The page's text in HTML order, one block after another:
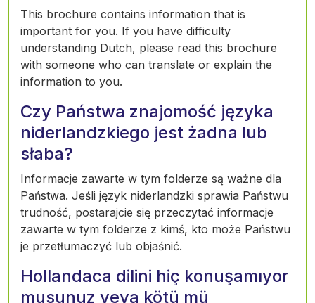
This brochure contains information that is
important for you. If you have difficulty
understanding Dutch, please read this brochure
with someone who can translate or explain the
information to you.
Czy Państwa znajomość języka
niderlandzkiego jest żadna lub
słaba?
Informacje zawarte w tym folderze są ważne dla
Państwa. Jeśli język niderlandzki sprawia Państwu
trudność, postarajcie się przeczytać informacje
zawarte w tym folderze z kimś, kto może Państwu
je przetłumaczyć lub objaśnić.
Hollandaca dilini hiç konuşamıyor
musunuz veya kötü mü